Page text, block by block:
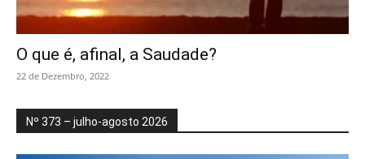
O que é, afinal, a Saudade?
22 de Dezembro, 2022
Nº 373 – julho-agosto 2026